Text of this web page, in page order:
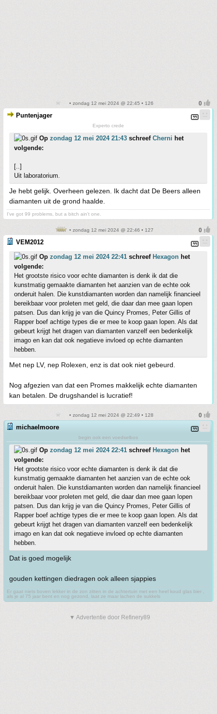
• zondag 12 mei 2024 @ 22:45 • 126
Puntenjager
Experto crede
Op zondag 12 mei 2024 21:43 schreef Cherni het
volgende:
[..]
Uit laboratorium.
Je hebt gelijk. Overheen gelezen. Ik dacht dat De Beers alleen
diamanten uit de grond haalde.
I've got 99 problems, but a bitch ain't one.
• zondag 12 mei 2024 @ 22:46 • 127
VEM2012
Op zondag 12 mei 2024 22:41 schreef Hexagon het
volgende:
Het grootste risico voor echte diamanten is denk ik dat die
kunstmatig gemaakte diamanten het aanzien van de echte ook
onderuit halen. Die kunstdiamanten worden dan namelijk financieel
bereikbaar voor proleten met geld, die daar dan mee gaan lopen
patsen. Dus dan krijg je van die Quincy Promes, Peter Gillis of
Rapper boef achtige types die er mee te koop gaan lopen. Als dat
gebeurt krijgt het dragen van diamanten vanzelf een bedenkelijk
imago en kan dat ook negatieve invloed op echte diamanten
hebben.
Met nep LV, nep Rolexen, enz is dat ook niet gebeurd.
Nog afgezien van dat een Promes makkelijk echte diamanten
kan betalen. De drugshandel is lucratief!
• zondag 12 mei 2024 @ 22:49 • 128
michaelmoore
begin ook een voedselbos
Op zondag 12 mei 2024 22:41 schreef Hexagon het
volgende:
Het grootste risico voor echte diamanten is denk ik dat die
kunstmatig gemaakte diamanten het aanzien van de echte ook
onderuit halen. Die kunstdiamanten worden dan namelijk financieel
bereikbaar voor proleten met geld, die daar dan mee gaan lopen
patsen. Dus dan krijg je van die Quincy Promes, Peter Gillis of
Rapper boef achtige types die er mee te koop gaan lopen. Als dat
gebeurt krijgt het dragen van diamanten vanzelf een bedenkelijk
imago en kan dat ook negatieve invloed op echte diamanten
hebben.
Dat is goed mogelijk
gouden kettingen diedragen ook alleen sjappies
Er gaat niets boven lekker in de zon zitten in de achtertuin met een heel koud glas bier ,
als je al 75 jaar bent en nog gezond, laat ze maar lachen de sukkels
▼ Advertentie door Refinery89